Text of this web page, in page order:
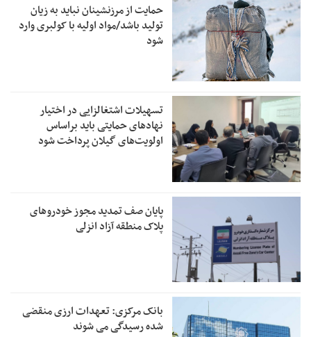
حمایت از مرزنشینان نباید به زیان
تولید باشد/مواد اولیه با کولبری وارد
شود
تسهیلات اشتغالزایی در اختیار
نهادهای حمایتی باید براساس
اولویت‌های گیلان پرداخت شود
پایان صف تمدید مجوز خودروهای
پلاک منطقه آزاد انزلی
بانک مرکزی: تعهدات ارزی منقضی
شده رسیدگی می شوند